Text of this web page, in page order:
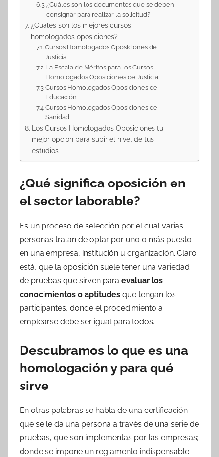
¿Cuáles son los documentos que se deben
consignar para realizar la solicitud?
¿Cuáles son los mejores cursos
homologados oposiciones?
Cursos Homologados Oposiciones de
Justicia
La Escala de Méritos para los Cursos
Homologados Oposiciones de Justicia
Cursos Homologados Oposiciones de
Educación
Cursos Homologados Oposiciones de
Sanidad
Los Cursos Homologados Oposiciones tu
mejor opción para subir el nivel de tus
estudios
¿Qué significa oposición en
el sector laborable?
Es un proceso de selección por el cual varias
personas tratan de optar por uno o más puesto
en una empresa, institución u organización. Claro
está, que la oposición suele tener una variedad
de pruebas que sirven para evaluar los
conocimientos o aptitudes que tengan los
participantes, donde el procedimiento a
emplearse debe ser igual para todos.
Descubramos lo que es una
homologación y para qué
sirve
En otras palabras se habla de una certificación
que se le da una persona a través de una serie de
pruebas, que son implementas por las empresas;
donde se impone un reglamento indispensable